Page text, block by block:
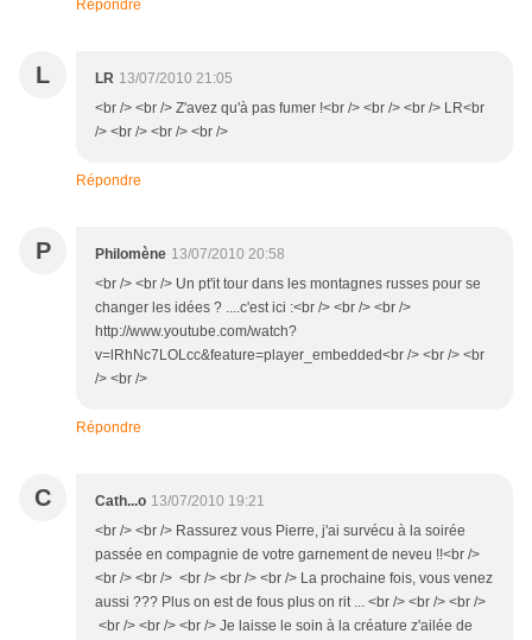
Répondre
L LR 13/07/2010 21:05
<br /> <br /> Z'avez qu'à pas fumer !<br /> <br /> <br /> LR<br
/> <br /> <br /> <br />
Répondre
P Philomène 13/07/2010 20:58
<br /> <br /> Un pt'it tour dans les montagnes russes pour se
changer les idées ? ....c'est ici :<br /> <br /> <br />
http://www.youtube.com/watch?
v=lRhNc7LOLcc&feature=player_embedded<br /> <br /> <br
/> <br />
Répondre
C Cath...o 13/07/2010 19:21
<br /> <br /> Rassurez vous Pierre, j'ai survécu à la soirée
passée en compagnie de votre garnement de neveu !!<br />
<br /> <br /> <br /> <br /> <br /> La prochaine fois, vous venez
aussi ??? Plus on est de fous plus on rit ... <br /> <br /> <br />
<br /> <br /> <br /> Je laisse le soin à la créature z'ailée de